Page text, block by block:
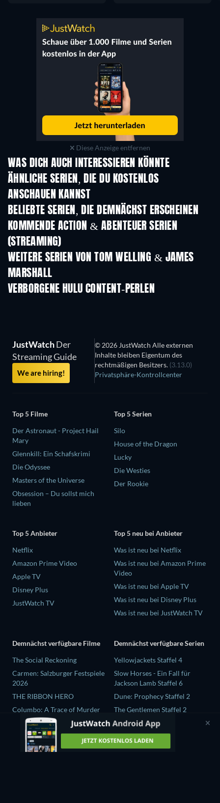
Diese Anzeige entfernen
WAS DICH AUCH INTERESSIEREN KÖNNTE
Serie Serie
ÄHNLICHE SERIEN, DIE DU KOSTENLOS
ANSCHAUEN KANNST
Serie
BELIEBTE SERIEN, DIE DEMNÄCHST ERSCHEINEN
Serie Serie
KOMMENDE ACTION & ABENTEUER SERIEN
(STREAMING)Staffel 2
WEITERE SERIEN VON TOM WELLING & JAMES
MARSHALL
VERBORGENE HULU CONTENT-PERLEN
Serie
JustWatchDer
Streaming Guide
We are hiring!
© 2026 JustWatch Alle externen
Inhalte bleiben Eigentum des
rechtmäßigen Besitzers. (3.13.0)
Privatsphäre-Kontrollcenter
Top 5 Filme
Der Astronaut - Project Hail
Mary
Glennkill: Ein Schafskrimi
Die Odyssee
Masters of the Universe
Obsession – Du sollst mich
lieben
Top 5 Serien
Silo
House of the Dragon
Lucky
Die Westies
Der Rookie
Top 5 Anbieter
Netflix
Amazon Prime Video
Apple TV
Disney Plus
JustWatch TV
Top 5 neu bei Anbieter
Was ist neu bei Netflix
Was ist neu bei Amazon Prime
Video
Was ist neu bei Apple TV
Was ist neu bei Disney Plus
Was ist neu bei JustWatch TV
Demnächst verfügbare Filme
The Social Reckoning
Carmen: Salzburger Festspiele
2026
THE RIBBON HERO
Columbo: A Trace of Murder
Jean-Paul Goude : le voleur de
couleurs
Demnächst verfügbare Serien
Yellowjackets Staffel 4
Slow Horses - Ein Fall für
Jackson Lamb Staffel 6
Dune: Prophecy Staffel 2
The Gentlemen Staffel 2
Love Is Blind: UK Staffel 3